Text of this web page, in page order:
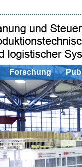
Forschung